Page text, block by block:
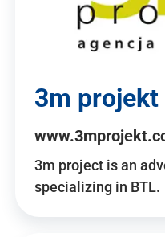
3m projekt
3m project is an
specializing in BTL.